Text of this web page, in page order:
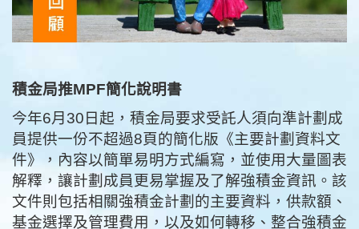
積金局推MPF簡化說明書
今年6月30日起，積金局要求受託人須向準計劃成
員提供一份不超過8頁的簡化版《主要計劃資料文
件》，內容以簡單易明方式編寫，並使用大量圖表
解釋，讓計劃成員更易掌握及了解強積金資訊。該
文件則包括相關強積金計劃的主要資料，供款額、
基金選擇及管理費用，以及如何轉移、整合強積金